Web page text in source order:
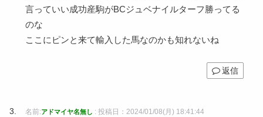
言っていい成功産駒がBCジュベナイルターフ勝ってる
のな
ここにピンと来て輸入した馬なのかも知れないね
返信
名前:アドマイヤ名無し : 投稿日：2024/01/08(月) 18:41:44